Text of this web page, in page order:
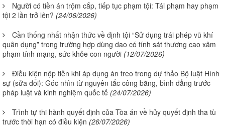
Người có tiền án trộm cắp, tiếp tục phạm tội: Tái phạm hay phạm
tội 2 lần trở lên? (24/06/2026)
Cần thống nhất nhận thức về định tội “Sử dụng trái phép vũ khí
quân dụng” trong trường hợp dùng dao có tính sát thương cao xâm
phạm tính mạng, sức khỏe con người (12/07/2026)
Điều kiện nộp tiền khi áp dụng án treo trong dự thảo Bộ luật Hình
sự (sửa đổi): Góc nhìn từ nguyên tắc công bằng, bình đẳng trước
pháp luật và kinh nghiệm quốc tế (24/07/2026)
Trình tự thi hành quyết định của Tòa án về hủy quyết định tha tù
trước thời hạn có điều kiện (26/07/2026)